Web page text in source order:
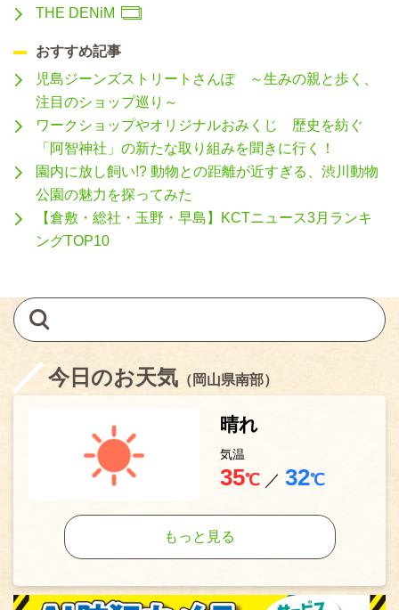
THE DENiM
おすすめ記事
児島ジーンズストリートさんぽ ～生みの親と歩く、
注目のショップ巡り～
ワークショップやオリジナルおみくじ 歴史を紡ぐ
「阿智神社」の新たな取り組みを聞きに行く！
園内に放し飼い!? 動物との距離が近すぎる、渋川動物
公園の魅力を探ってみた
【倉敷・総社・玉野・早島】KCTニュース3月ランキ
ングTOP10
今日のお天気 （岡山県南部）
晴れ
気温
35℃ ／ 32℃
もっと見る